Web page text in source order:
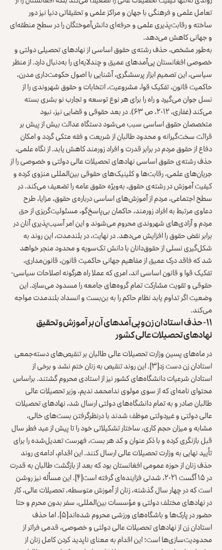
تعامل علمی و فرهنگی با جهان و مراکز علمی و تحقیقاتی دنیا نیز دور
ساخته و رقابت‌پذیری علمی و حرفه‌ای دانش‌آموختگان را در سطح منطقه‌ای
و جهانی کاهش می‌دهد.
به‌طور مشخص، حذف رشته‌ی حقوق اساسی از نهادهای تحصیلی دولتی و
خصوصی افغانستان پی‌آمدهای عمیق و چندلایه‌ای را به‌دنبال دارد. از منظر
سیاسی، این تصمیم ابزار پرسشگری، آشنایی با اصول حکومت‌داری مدرن،
حاکمیت قانون، تفکیک قوا، مشروعیت، انتخابات و حقوق شهروندی را از
نسل جوان می‌گیرد و راه را برای هر نوع توسعه و تجارب نو بشری بسته
می‌کند (غفاری، ۲۰۱۲، ص ۶۳). در بعد حقوقی و قضایی نیز، نبود
متخصصان حقوق اساسی سبب می‌شود دستگاه عدالت بیش از پیش بر
قرائت سخت‌گیرانه و محدود طالبان از شریعت و فقه متکی گردد و امکان
دفاع از حقوق مردم در برابر قدرت و افراد زورمند کاهش یابد. از نگاه علمی،
حذف رشته‌ی حقوق اساسی نهادهای تحصیلات عالی دولتی و خصوصی را از
جریان‌های علمی، رقابت‌ها و کلینیک‌های حقوقی بین‌‌المللی منزوی کرده و
کیفیت آموزش در رشته‌ی حقوق، به‌ویژه حقوق عامه را تضعیف می‌کند. در
سطح اجتماعی، مردم از آموزش‌های اساسی درباره‌ی حقوق، مزایا، طرح
دعاوی مرتبط به افراد زورمند، حاکمان بی‌پاسخ‌گو، مسئولیت‌گریزی از حق
مردم و آزادی‌های شهروندی محروم می‌شوند و این امر آسیب‌پذیری آنان در
برابر نقض حقوق را افزایش می‌دهد. در نهایت، در بلندمدت، این روند به
شکل‌گیری نسلی از حقوق‌دانان با دانش تک‌سویه و محدود منجر خواهد
شد که فاقد درک عمیق از مفاهیم جهانی حاکمیت قانون، قانون‌مداری،
تفکیک قوا و قانون اساسی ‌اند، امری که عملا راه هرگونه اصلاحات سیاسی-
حقوقی و تقویت مشارکت تمام گروه‌های جامعه را مسدود می‌سازد. این
وضعیت اگر تداوم یابد نظام حاکم را به بن‌بست و انسداد بلندمدت مواجه
می‌کند.
۱۱- حذف استادان زن و پی‌آمدهای آن بر آموزش و تحقیق
نهادهای تحصیلات عالی کشور
در ماه‌های پسین وزارت تحصیلات عالی طالبان بر تنقیص‌های دسته‌جمعی
استادان زن دست زد[۳] . این روند تنقیص به زنان ختم نشد و برخی از
استادان شرعیات دانشگاه‌های کشور نیز از استادی محروم گشتند. براساس
محتوای نامه‌ای که از سوی مولوی ندامحمد ندیم، وزیر تحصیلات عالی
طالبان صادر و به تمام دانشگاه‌های دولتی ارسال شد، نهادهای تحصیلات
عالی دولتی و غیردولتی موظف شدند با درنظرگرفتن بست‌های خالی،
مشابه و میزان حجم کاری، ساختار تشکیلاتی خود را تا پیش از عید فطر سال
قبل بازنگری کرده و با ذکر عنوان و کد هر بست، فهرست تعدیل‌شده را برای
تأیید نهایی به وزارت تحصیلات عالی ارسال کنند. این اقدام، ادامه‌ی روند
حذف زنان از حوزه عمومی افغانستان بود که بعد از بازگشت طالبان به قدرت
در ۱۵ آگست ۲۰۲۱، شدتی فزاینده‌ای گرفته‌‌ است
[۴] . این مسأله نیز روشن
است که در چهار سال گذشته، زنان از آموزش متوسطه، تحصیلات عالی، کار
در نهادهای مختلف دولتی و مؤسسات بین‌المللی، سفر بدون محرم و حتا
حضور در پارک‌ها و باشگاه‌های ورزشی محروم شده‌‌اند[۵] . اما حذف
استادان زن از نهادهای تحصیلات عالی دولتی و خصوصی، قدمی فراتر از
محدودیت‌سازی‌ها است؛ این اقدام به ‌معنای ناپدید کردن کامل زنان از